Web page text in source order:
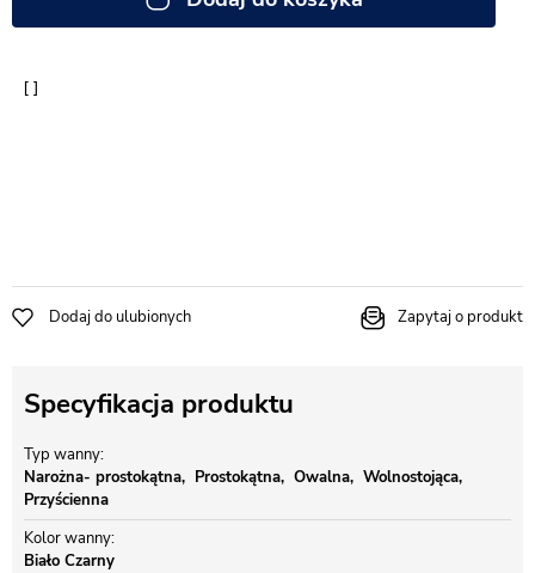
Dodaj do ulubionych Zapytaj o produkt
Specyfikacja produktu
Typ wanny
Narożna- prostokątna
Prostokątna Owalna
Wolnostojąca
Przyścienna
Kolor wanny
Biało Czarny